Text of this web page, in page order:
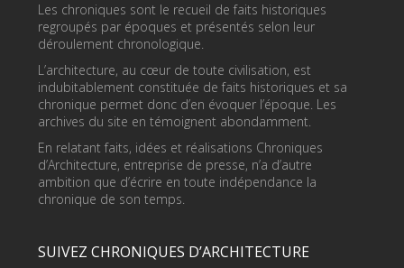
Les chroniques sont le recueil de faits historiques
regroupés par époques et présentés selon leur
déroulement chronologique.
L’architecture, au cœur de toute civilisation, est
indubitablement constituée de faits historiques et sa
chronique permet donc d’en évoquer l’époque. Les
archives du site en témoignent abondamment.
En relatant faits, idées et réalisations Chroniques
d’Architecture, entreprise de presse, n’a d’autre
ambition que d’écrire en toute indépendance la
chronique de son temps.
SUIVEZ CHRONIQUES D’ARCHITECTURE